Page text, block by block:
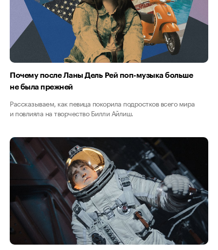
Почему после Ланы Дель Рей поп-музыка больше
не была прежней
Рассказываем, как певица покорила подростков всего мира
и повлияла на творчество Билли Айлиш.